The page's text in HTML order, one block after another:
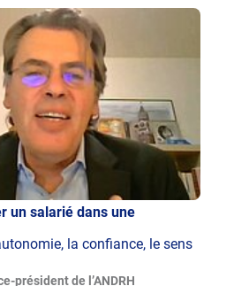
un salarié dans une
la confiance, le sens
président de l’ANDRH